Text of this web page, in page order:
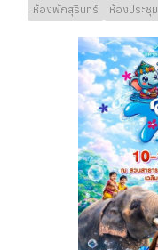
ห้องพักสุรินทร์ ห้องประชุม